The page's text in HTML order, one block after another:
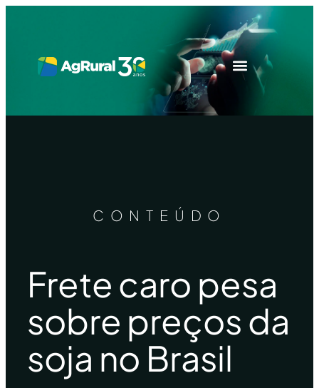
CONTEÚDO
Frete caro pesa
sobre preços da
soja no Brasil